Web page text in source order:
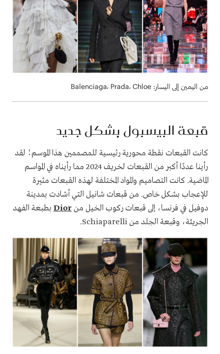
من اليمين إلى اليسار: Balenciaga، Prada، Chloe
قبعة البيسبول بشكل جديد
كانت القبعات نقطة محورية رئيسية للمصممين هذا الموسم؛ لقد
رأينا عددًا أكبر من القبعات لخريف 2024 مما رأيناه في المواسم
الماضية. كانت التصاميم والمواد المختلفة لهذه القبعات مثيرة
للإعجاب بشكل خاص. من قبعات شانيل التي أشادت بمدينة
دوفيل في فرنسا، إلى قبعات ركوب الخيل منDior بطبعة الفهد
الجريئة، وقبعة الجلد من Schiaparelli.